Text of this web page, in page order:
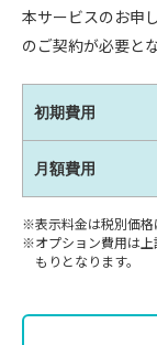
本サービスのお申
のご契約が必要と
初期費用
月額費用
表示料金は税別価格
オプション費用は
もりとなります。